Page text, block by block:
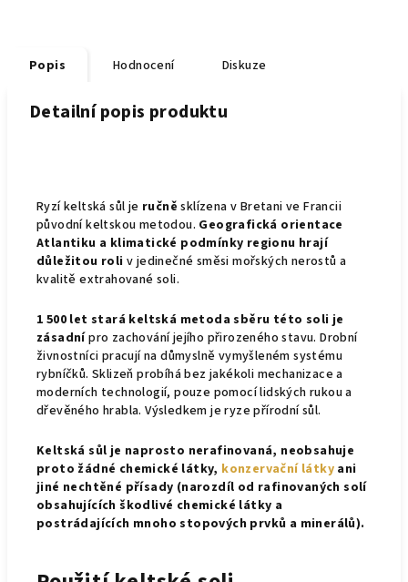
Popis Hodnocení Diskuze
Detailní popis produktu
Ryzí keltská sůl je ručně sklízena v Bretani ve Francii
původní keltskou metodou. Geografická orientace
Atlantiku a klimatické podmínky regionu hrají
důležitou roli v jedinečné směsi mořských nerostů a
kvalitě extrahované soli.
1 500 let stará keltská metoda sběru této soli je
zásadnípro zachování jejího přirozeného stavu. Drobní
živnostníci pracují na důmyslně vymyšleném systému
rybníčků. Sklizeň probíhá bez jakékoli mechanizace a
moderních technologií, pouze pomocí lidských rukou a
dřevěného hrabla. Výsledkem je ryze přírodní sůl.
Keltská sůl je naprosto nerafinovaná, neobsahuje
proto žádné chemické látky, konzervační látky ani
jiné nechtěné přísady (narozdíl od rafinovaných solí
obsahujících škodlivé chemické látky a
postrádajících mnoho stopových prvků a minerálů).